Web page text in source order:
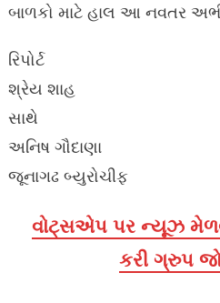
બાળકો માટે હાલ આ નવતર
રિપોર્ટ
શ્રેય શાહ
સાથે
અનિષ ગૌદાણા
જૂનાગઢ બ્યુરોચીફ
વોટ્સએપ પર ન્યૂઝ
કરી ગ્રુપ